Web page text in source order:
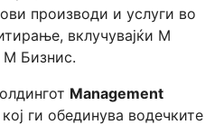
производи и услуги во
вклучувајќи М
Бизнис.
Management
кој ги обединува водечките